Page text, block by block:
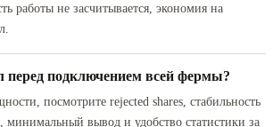
работы не засчитывается, экономия на
перед подключением всей фермы?
посмотрите rejected shares, стабильность
минимальный вывод и удобство статистики за